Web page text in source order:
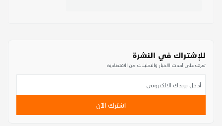
للإشتراك في النشرة
تعرف على أحدث الأخبار والتحليلات من الاقتصادية
اشترك الآن